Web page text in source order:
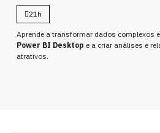
21h
Aprende a transformar dados complexos
Power BI Desktop e a criar análises e
atrativos.